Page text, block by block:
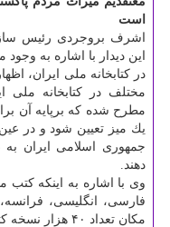
است
اشرف بروجردی رئیس
این دیدار با اشاره به
در كتابخانه ملی ایران،
مختلف در كتابخانه ملی
مطرح شده كه برپایه آن
یك میز تعیین شود و در
جمهوری اسلامی ایران
دهند.
وی با اشاره به اینكه كتب
فارسی، انگلیسی،
مكان تعداد ۴۰ هزار نسخه كتاب خطی وجود دارد.